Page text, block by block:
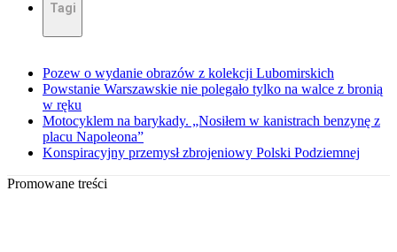
Tagi
Pozew o wydanie obrazów z kolekcji Lubomirskich
Powstanie Warszawskie nie polegało tylko na walce z bronią
w ręku
Motocyklem na barykady. „Nosiłem w kanistrach benzynę z
placu Napoleona”
Konspiracyjny przemysł zbrojeniowy Polski Podziemnej
Promowane treści